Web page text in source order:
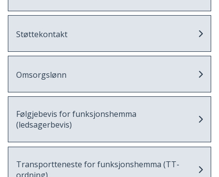
Støttekontakt
Omsorgslønn
Følgjebevis for funksjonshemma
(ledsagerbevis)
Transportteneste for funksjonshemma (TT-
ordning)